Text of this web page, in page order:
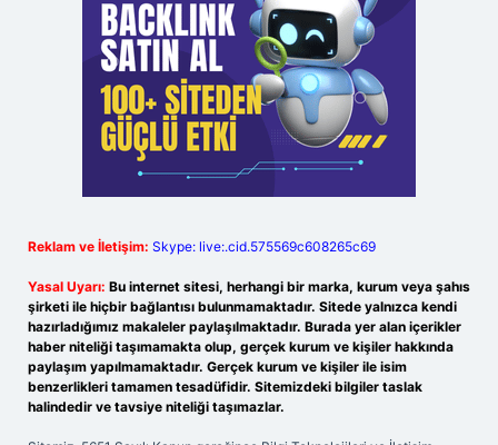
Reklam ve İletişim: Skype: live:.cid.575569c608265c69
Yasal Uyarı: Bu internet sitesi, herhangi bir marka, kurum veya şahıs
şirketi ile hiçbir bağlantısı bulunmamaktadır. Sitede yalnızca kendi
hazırladığımız makaleler paylaşılmaktadır. Burada yer alan içerikler
haber niteliği taşımamakta olup, gerçek kurum ve kişiler hakkında
paylaşım yapılmamaktadır. Gerçek kurum ve kişiler ile isim
benzerlikleri tamamen tesadüfidir. Sitemizdeki bilgiler taslak
halindedir ve tavsiye niteliği taşımazlar.